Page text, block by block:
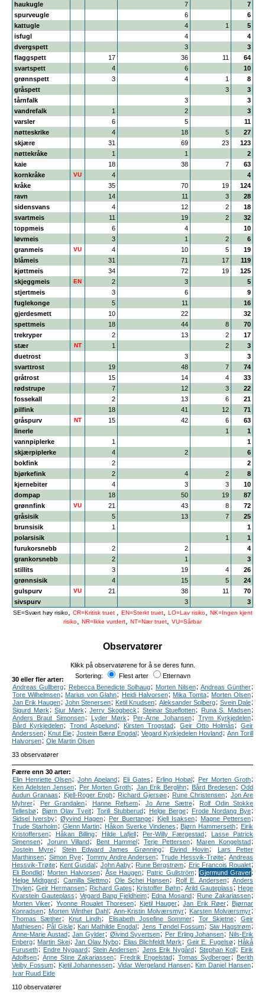
haukugle
7
7
spurveugle
6
6
kattugle
4 1
5
isfugl
4
4
dvergspett
3
3
flaggspett
17 36 11
64
svartspett
4 6
10
grønnspett
3 4 1
8
gråspett
3
3
tårnfalk
3
3
vandrefalk
1 2
3
varsler
6 5
11
nøtteskrike
4 18 5
27
skjære
31 69 23
123
nøttekråke
1 1
2
kaie
18 38 7
63
kornkråke
VU 4
4
kråke
35 70 19
124
ravn
14 11 3
28
sidensvans
4 12 2
18
svartmeis
11 19 2
32
toppmeis
6 4
10
løvmeis
3 1 2
6
granmeis
VU 4 10 5
19
blåmeis
31 71 17
119
kjøttmeis
34 72 19
125
skjeggmeis
EN 2 3
5
stjertmeis
3 6
9
fuglekonge
5 11
16
gjerdesmett
10 22
32
spettmeis
18 44 8
70
trekryper
2 13 2
17
stær
NT 1 2
3
duetrost
3
3
svarttrost
19 48 7
74
gråtrost
15 14 4
33
rødstrupe
7 12 3
22
fossekall
2 13 6
21
pilfink
18 41 12
71
gråspurv
NT 15 42 6
63
linerle
1
1
vannpiplerke
1
1
skjærpiplerke
4 2
6
bokfink
2
2
bjørkefink
2 4 2
8
kjernebiter
4 3 3
10
dompap
18 50 19
87
grønnfink
VU 21 43 8
72
gråsisik
5 13 7
25
brunsisik
1
1
polarsisik
1
1
furukorsnebb
2 2
4
grankorsnebb
2 1
3
stillits
3 19 4
26
grønnsisik
4 15 5
24
gulspurv
VU 21 38 11
70
sivspurv
3 3
SE=Svært høy risiko, CR=Kritisk truet , EN=Sterkt truet, LO=Lav risiko, NK=Ingen kjent
risiko, NR=Ikke vurdert, NT=Nær truet, VU=Sårbar
Observatører
Klikk på observatørene for å se deres funn.
Sortering:
Flest arter Etternavn
30 eller fler arter:
Andreas Gullberg; Rebecca Benedicte Solhaug; Morten Nilsen ; Andreas Günther;
Tore Wilhelmsen; Marius von Glahn; Heidi Halvorsen; Mika Tomta; Morten Olsen;
Jan Erik Haugen; John Stenersen; Ketil Knudsen; Aleksander Solberg; Svein Dale;
Sigurd Mørk ; Sjur Mørk ; Jerry Skogbeck ; Steinar Stueflotten; Runa S. Madsen;
Anders Braut Simonsen ; Lyder Mørk ; Per-Arne Johansen ; Trym Kyrkjedelen;
Bård Kyrkjedelen; Trond Aspelund; Kirsten Trogstad; Geir Otto Holmås ; Geir
Anderssen; Knut Eie; Jostein Bærø Engdal; Vegard Kyrkjedelen Hovland; Ann Torill
Halvorsen; Ole Martin Olsen
33 observatører
Færre enn 30 arter:
Elin Henriette Olsen; John Apeland ; Eli Gates ; Erling Hobøl ; Per Morten Groth;
Ken Adelsten Jensen; Per Morten Groth; Jan Erik Berglihn; Bård Bredesen; Odd
Audun Granaas ; Kjell-Roger Engh; Richard Gjersøe; Rune Christensen; Jon Are
Myhrer; Per Grandalen; Hanne Refsem; Jo Arne Sætre ;
Rolf Odin Stokke
Tellesbø ; Bjørn Olav Tveit; Torill Stubberud ; Helge Berge; Frode Nordang Bye;
Sidsel Iversby; Øyvind Hagen; Per Buertange; Kjell Isaksen; Magne Pettersen;
Trude Starholm; Glenn Martin; Håkon Sverke Vindenes ; Bjørn Hammerseth; Eirik
Kristoffersen; Håkan Billing; Hilde Lafjell ; Per-Willy Færgestad;
Lasse Patrick
Simensen; Jorunn Villand; Bent Hammel ; Terje Pettersen; Maren Kongelstad;
Jostein Myre; Stein Edward James Grønning; Eivind Hovin;
Lars Petter
Marthinsen; Simon Rye; Tommy Andre Andersen; Trude Hessvik-Trøite; Andreas
Hessvik-Trøite; Kent Gusdal; John Aaby; Rune Bergstrøm; Eric Francois Roualet;
Eli Bondlid; Morten Halvorsen; Åse Haugen; Patric Gullström; Gjermund Graver;
Helge Midtgard; Camilla Slettmo; Ole Schei Hansen; Rolf E. Andersen; Anders
Thylen; Geir Hermansen; Richard Gates ; Kristoffer Bøhn; Arild Gauteplass ; Hege
Kvarstein Gauteplass ; Vegard Bang Fjeldheim ; Edna Mosand; Rune Zakariassen;
Morten Viker; Yvonne Roualet Thoresen; Kjetil Hauger; Jan Erik Røer;
Bjørnar
Konradsen; Morten Winther Dahl; Ann-Kristin Molværsmyr; Karsten Molværsmyr;
Thomas Sæther; Knut Lindh; Elisabeth Josefine Sommer; Tor Skjetne; Geir
Mathiesen; Pål Gisle; Kari Mathilde Engdal ; Jens Tøndel Fossum; Siw Hagstrøm;
Anne-Marie Austad ; Jan Gylder; Øivind Syvertsen; Per Erling Johansen; Nils-Erik
Enberg; Martin Skei; Jan Olav Nybo; Elias Blichfeldt Mørk ; Geir E. Fugelsø ; Håkå
Furuseth; Endre Nygaard ; Stein Andersen; Jens Erik Nygård ; Stephan Koll ;
Eirik
Adolfsen; Anne Stine Zakariassen; Fredrik Engelstad ; Tomas Sydberger;
Berith
Veiby Fossum; Kjetil Johannessen; Vidar Wergeland Hansen; Kim Daniel Hansen;
Ivar Ruud Eide
110 observatører